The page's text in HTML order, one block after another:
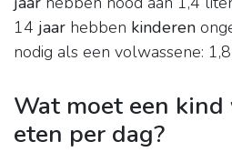
14 jaar hebben kinderen
nodig als een volwassene:
Wat moet een kind
eten per dag?